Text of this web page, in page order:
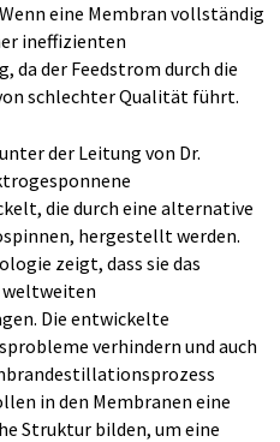
eine Membran vollständig
ineffizienten
der Feedstrom durch die
schlechter Qualität führt.
der Leitung von Dr.
die durch eine alternative
hergestellt werden.
zeigt, dass sie das
weltweiten
Die entwickelte
verhindern und auch
in den Membranen eine
Struktur bilden, um eine